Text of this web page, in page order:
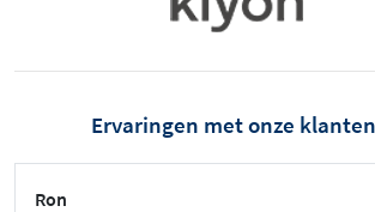
Ervaringen met onze
Ron